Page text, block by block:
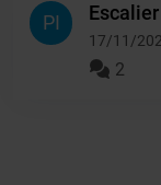
PI
17/11/
2